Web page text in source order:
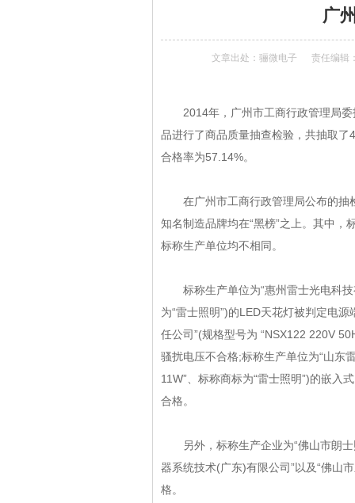
广
文章出处： 骊微电子 责任编辑
2014年，广州市工商行政管理局委
品进行了商品质量抽查检验，共抽取
合格率为57.14%。
在广州市工商行政管理局公布的抽
知名制造品牌均在“黑榜”之上。其中，
标称生产单位均不相同。
标称生产单位为“惠州雷士光电科技
为“雷士照明”)的LED天花灯被判定电源
任公司”(规格型号为 “NSX122 220V
骚扰电压不合格;标称生产单位为“山东
11W”、标称商标为“雷士照明”)的嵌入
合格。
另外，标称生产企业为“佛山市朗士
器系统技术(广东)有限公司”以及“佛山
格。